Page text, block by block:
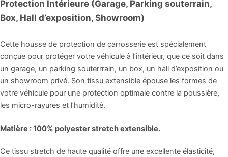
Protection Intérieure (Garage, Parking souterrain,
Box, Hall d’exposition, Showroom)
Cette housse de protection de carrosserie est spécialement
conçue pour protéger votre véhicule à l’intérieur, que ce soit dans
un garage, un parking souterrrain, un box, un hall d’exposition ou
un showroom privé. Son tissu extensible épouse les formes de
votre véhicule pour une protection optimale contre la poussière,
les micro-rayures et l’humidité.
Matière :100% polyester stretch extensible.
Ce tissu stretch de haute qualité offre une excellente élasticité,